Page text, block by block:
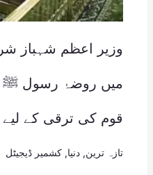
وزیر اعظم شہباز
میں روضۂ رسول ﷺ
قوم کی ترقی کے لیے
تازہ ترین دنیا کشمیر ڈیجیٹل